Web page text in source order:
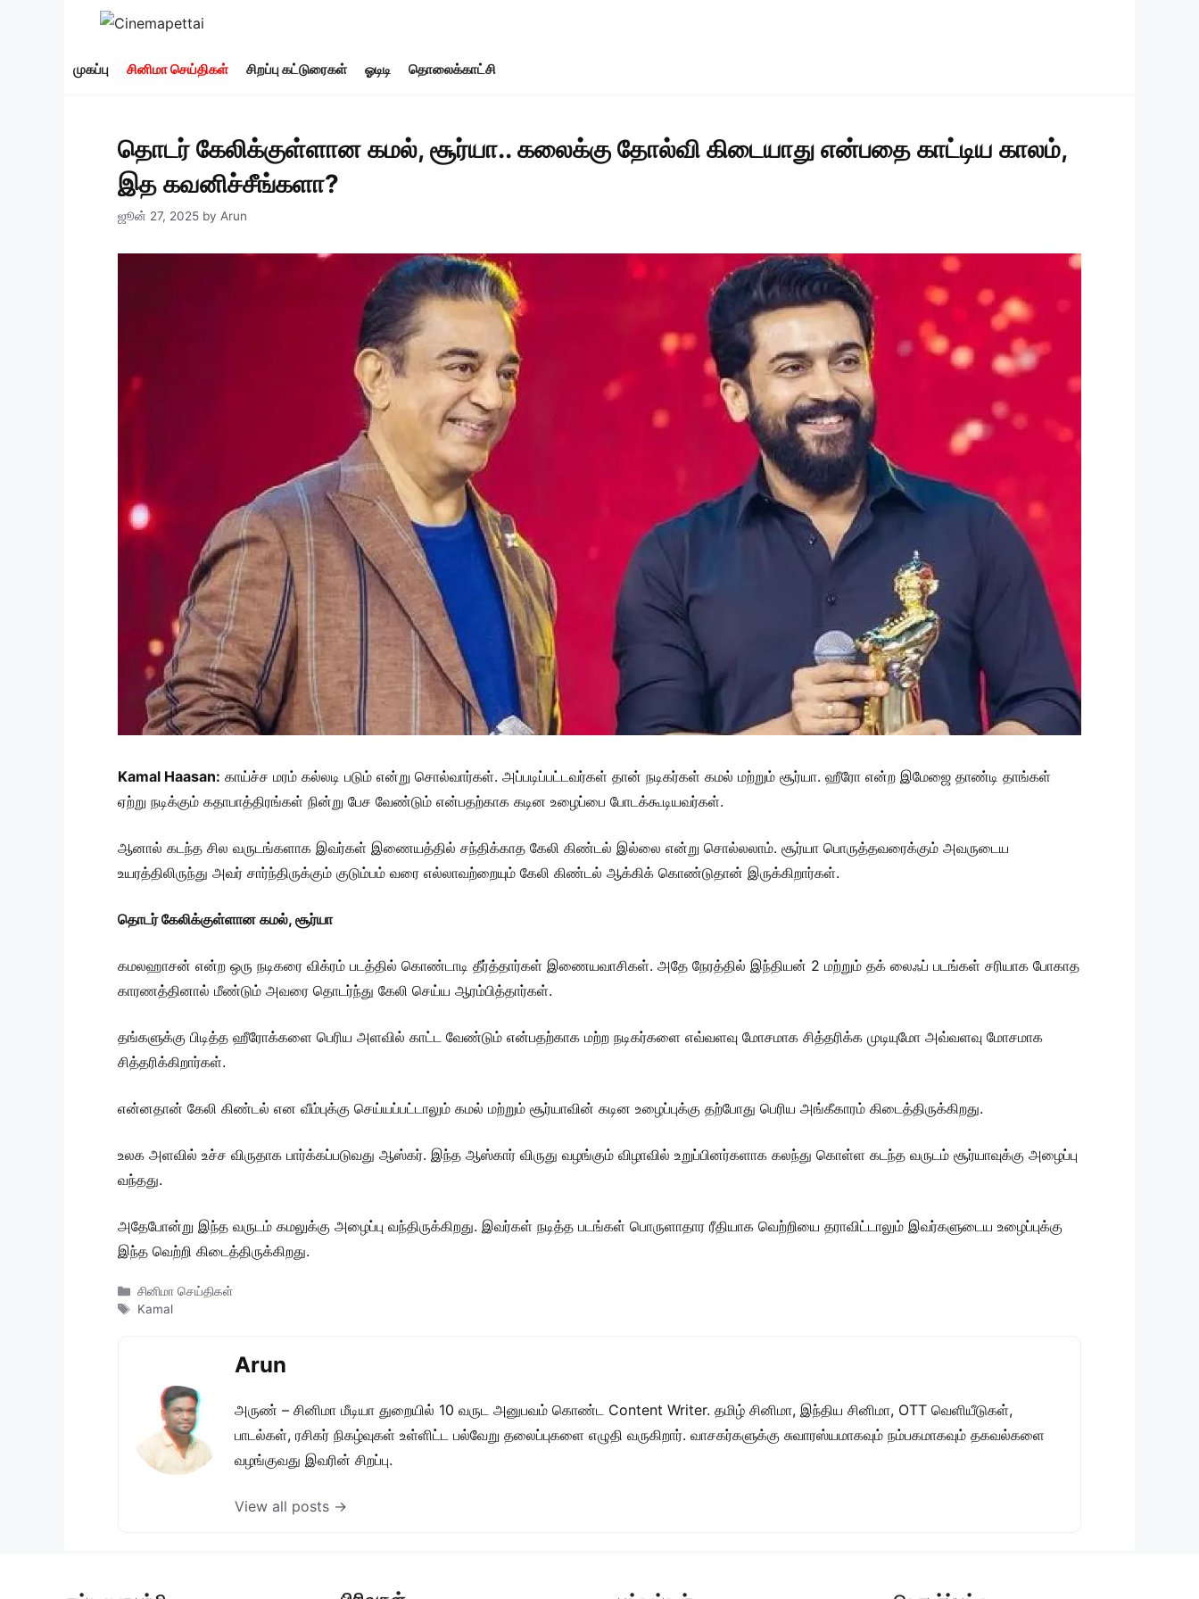
முகப்பு சினிமா செய்திகள் சிறப்பு கட்டுரைகள் ஓடிடி தொலைக்காட்சி
தொடர் கேலிக்குள்ளான கமல், சூர்யா.. கலைக்கு தோல்வி கிடையாது என்பதை காட்டிய காலம்,
இத கவனிச்சீங்களா?
ஜூன் 27, 2025 by Arun
Kamal Haasan: காய்ச்ச மரம் கல்லடி படும் என்று சொல்வார்கள். அப்படிப்பட்டவர்கள் தான் நடிகர்கள் கமல் மற்றும் சூர்யா. ஹீரோ என்ற இமேஜை தாண்டி தாங்கள்
ஏற்று நடிக்கும் கதாபாத்திரங்கள் நின்று பேச வேண்டும் என்பதற்காக கடின உழைப்பை போடக்கூடியவர்கள்.
ஆனால் கடந்த சில வருடங்களாக இவர்கள் இணையத்தில் சந்திக்காத கேலி கிண்டல் இல்லை என்று சொல்லலாம். சூர்யா பொருத்தவரைக்கும் அவருடைய
உயரத்திலிருந்து அவர் சார்ந்திருக்கும் குடும்பம் வரை எல்லாவற்றையும் கேலி கிண்டல் ஆக்கிக் கொண்டுதான் இருக்கிறார்கள்.
தொடர் கேலிக்குள்ளான கமல், சூர்யா
கமலஹாசன் என்ற ஒரு நடிகரை விக்ரம் படத்தில் கொண்டாடி தீர்த்தார்கள் இணையவாசிகள். அதே நேரத்தில் இந்தியன் 2 மற்றும் தக் லைஃப் படங்கள் சரியாக போகாத
காரணத்தினால் மீண்டும் அவரை தொடர்ந்து கேலி செய்ய ஆரம்பித்தார்கள்.
தங்களுக்கு பிடித்த ஹீரோக்களை பெரிய அளவில் காட்ட வேண்டும் என்பதற்காக மற்ற நடிகர்களை எவ்வளவு மோசமாக சித்தரிக்க முடியுமோ அவ்வளவு மோசமாக
சித்தரிக்கிறார்கள்.
என்னதான் கேலி கிண்டல் என வீம்புக்கு செய்யப்பட்டாலும் கமல் மற்றும் சூர்யாவின் கடின உழைப்புக்கு தற்போது பெரிய அங்கீகாரம் கிடைத்திருக்கிறது.
உலக அளவில் உச்ச விருதாக பார்க்கப்படுவது ஆஸ்கர். இந்த ஆஸ்கார் விருது வழங்கும் விழாவில் உறுப்பினர்களாக கலந்து கொள்ள கடந்த வருடம் சூர்யாவுக்கு அழைப்பு
வந்தது.
அதேபோன்று இந்த வருடம் கமலுக்கு அழைப்பு வந்திருக்கிறது. இவர்கள் நடித்த படங்கள் பொருளாதார ரீதியாக வெற்றியை தராவிட்டாலும் இவர்களுடைய உழைப்புக்கு
இந்த வெற்றி கிடைத்திருக்கிறது.
Categories
சினிமா செய்திகள்
Tags
Kamal
Arun
அருண் – சினிமா மீடியா துறையில் 10 வருட அனுபவம் கொண்ட Content Writer. தமிழ் சினிமா, இந்திய சினிமா, OTT வெளியீடுகள்,
பாடல்கள், ரசிகர் நிகழ்வுகள் உள்ளிட்ட பல்வேறு தலைப்புகளை எழுதி வருகிறார். வாசகர்களுக்கு சுவாரஸ்யமாகவும் நம்பகமாகவும் தகவல்களை
வழங்குவது இவரின் சிறப்பு.
View all posts →